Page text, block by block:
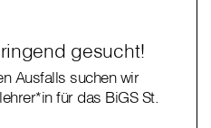
gesucht!
Ausfalls suchen wir
für das BiGS St.